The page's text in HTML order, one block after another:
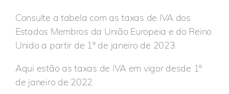
Consulte a tabela com as taxas de IVA dos
Estados Membros da União Europeia e do Reino
Unido a partir de 1º de janeiro de 2023.
Aqui estão as taxas de IVA em vigor desde 1º
de janeiro de 2022.